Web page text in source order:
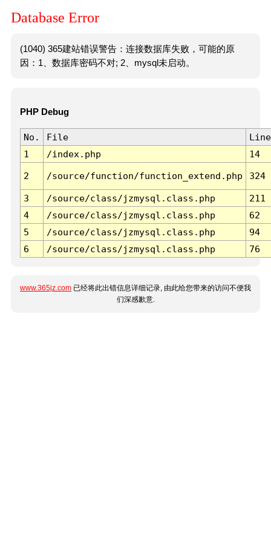
Database Error
(1040) 365建站错误警告：连接数据库失败，可能的原
因：1、数据库密码不对; 2、mysql未启动。
PHP Debug
No. File
Line
1
/index.php 14
2 /source/function/function_extend.php 324
3 /source/class/jzmysql.class.php
211
4
/source/class/jzmysql.class.php
62
5
/source/class/jzmysql.class.php
94
6
/source/class/jzmysql.class.php 76
www.365jz.com 已经将此出错信息详细记录, 由此给您带来的访问不便我
们深感歉意.